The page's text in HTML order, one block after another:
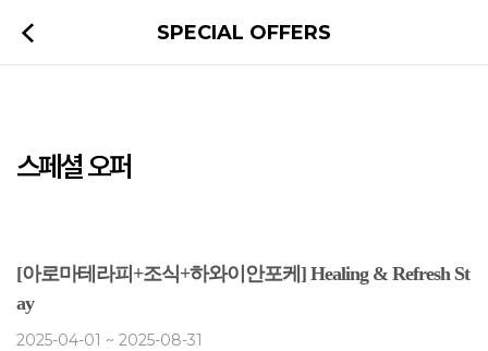
SPECIAL OFFERS
스페셜 오퍼
[아로마테라피+조식+하와이안포케] Healing & Refresh St
ay
2025-04-01 ~ 2025-08-31